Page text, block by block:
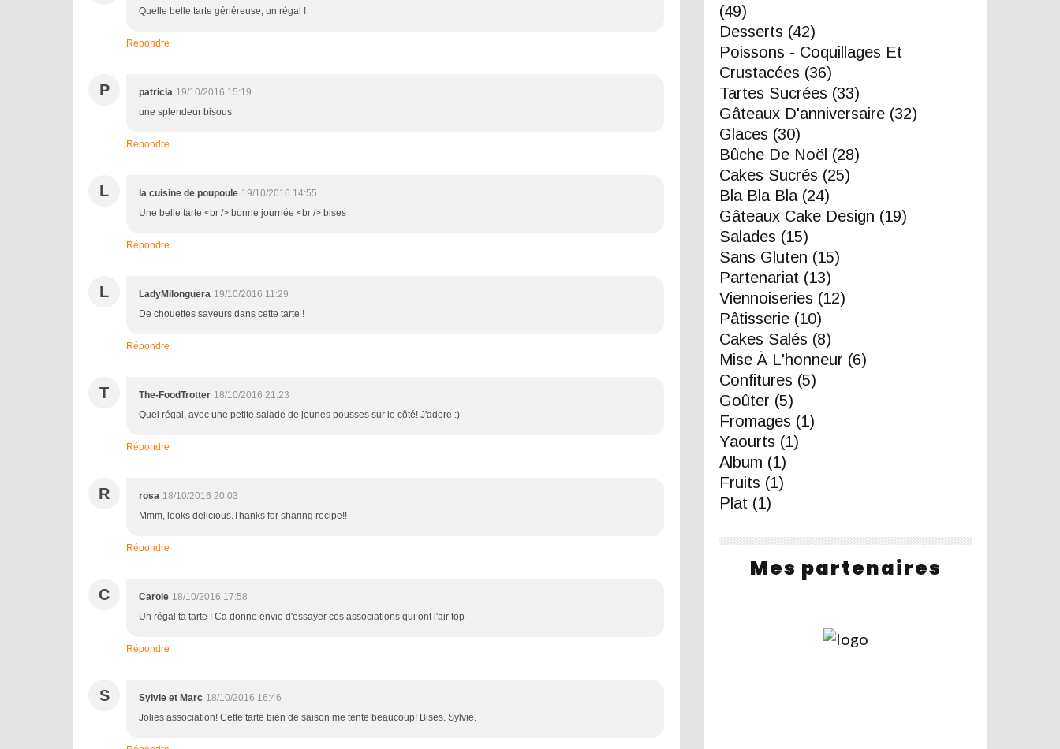
Quelle belle tarte généreuse, un régal !
Répondre
P patricia 19/10/2016 15:19
une splendeur bisous
Répondre
L la cuisine de poupoule 19/10/2016 14:55
Une belle tarte <br /> bonne journée <br /> bises
Répondre
L LadyMilonguera 19/10/2016 11:29
De chouettes saveurs dans cette tarte !
Répondre
T The-FoodTrotter 18/10/2016 21:23
Quel régal, avec une petite salade de jeunes pousses sur le côté! J'adore :)
Répondre
R rosa 18/10/2016 20:03
Mmm, looks delicious.Thanks for sharing recipe!!
Répondre
C Carole 18/10/2016 17:58
Un régal ta tarte ! Ca donne envie d'essayer ces associations qui ont l'air top
Répondre
S Sylvie et Marc 18/10/2016 16:46
Jolies association! Cette tarte bien de saison me tente beaucoup! Bises. Sylvie.
(49)
Desserts (42)
Poissons - Coquillages Et
Crustacées (36)
Tartes Sucrées (33)
Gâteaux D'anniversaire (32)
Glaces (30)
Bûche De Noël (28)
Cakes Sucrés (25)
Bla Bla Bla(24)
Gâteaux Cake Design (19)
Salades (15)
Sans Gluten (15)
Partenariat (13)
Viennoiseries (12)
Pâtisserie (10)
Cakes Salés (8)
Mise À L'honneur (6)
Confitures (5)
Goûter (5)
Fromages (1)
Yaourts (1)
Album (1)
Fruits (1)
Plat (1)
Mes partenaires